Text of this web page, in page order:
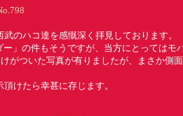
のハコ達を感慨深く拝見しております。
」の件もそうですが、当方にとってはモ
ついた写真が有りましたが、まさか側
けたら幸甚に存じます。